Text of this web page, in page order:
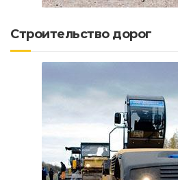
Строительство дорог